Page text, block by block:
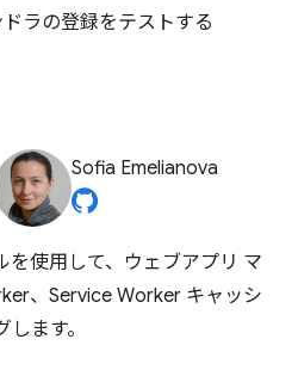
ラの登録をテストする
Sofia Emelianova
を使用して、ウェブアプリ マ
、Service Worker キャッシ
ます。